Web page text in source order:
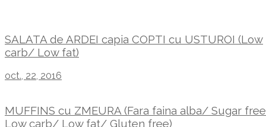
SALATA de ARDEI capia COPTI cu USTUROI (Low
carb/ Low fat)
oct., 22, 2016
MUFFINS cu ZMEURA (Fara faina alba/ Sugar
Low carb/ Low fat/ Gluten free)